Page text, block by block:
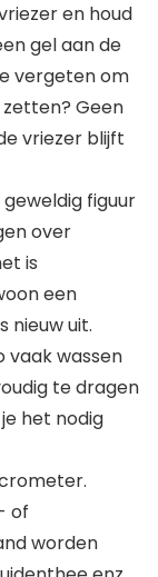
en houd
gel aan de
vergeten om
Geen
vriezer blijft
figuur
over
is
een
nieuw uit.
vaak wassen
te dragen
het nodig
of
worden